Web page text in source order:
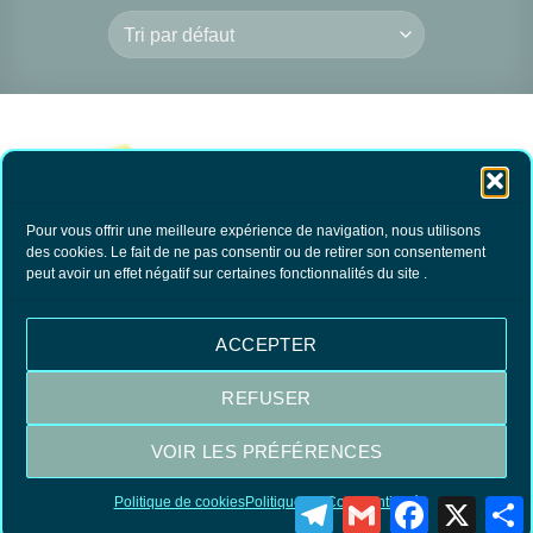
Pour vous offrir une meilleure expérience de navigation, nous utilisons
des cookies. Le fait de ne pas consentir ou de retirer son consentement
peut avoir un effet négatif sur certaines fonctionnalités du site .
ACCEPTER
REFUSER
VOIR LES PRÉFÉRENCES
Politique de cookiesPolitique de Confidentialité
Eponge
3.50€ TTC
PANIER
Visa MasterCardPayPal
TelegramGmail Facebook